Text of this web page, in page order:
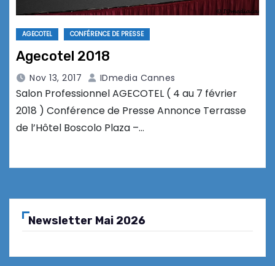
AGECOTEL CONFÉRENCE DE PRESSE
Agecotel 2018
Nov 13, 2017 IDmedia Cannes
Salon Professionnel AGECOTEL ( 4 au 7 février
2018 ) Conférence de Presse Annonce Terrasse
de l’Hôtel Boscolo Plaza –…
Newsletter Mai 2026